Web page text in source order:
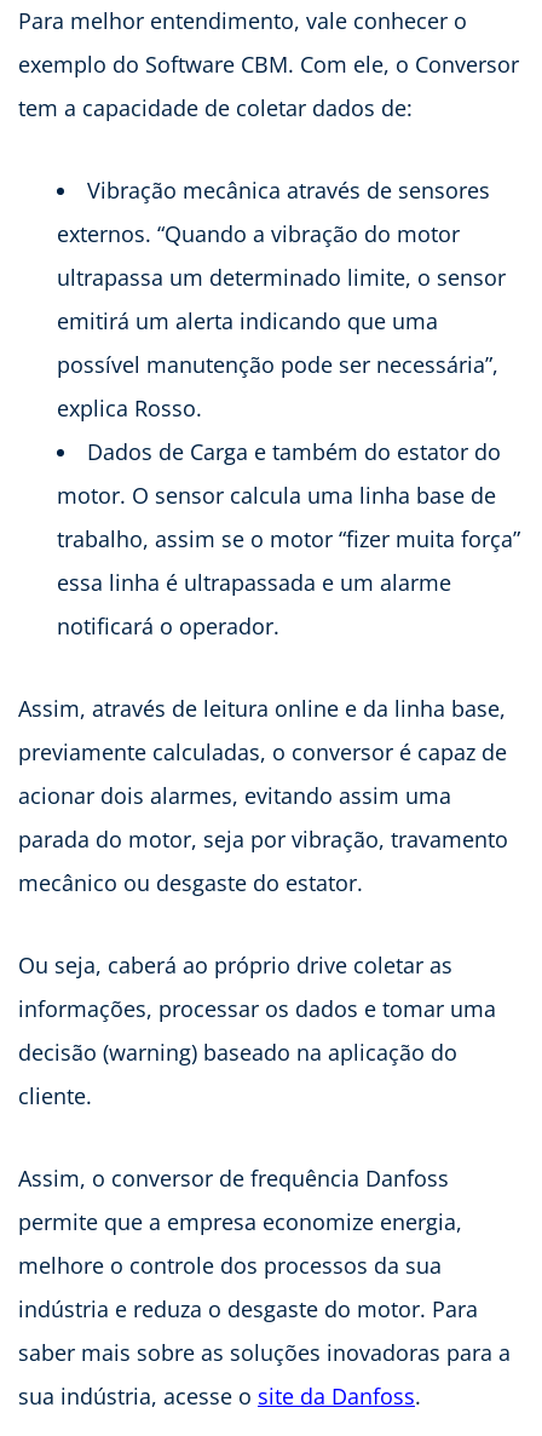
Para melhor entendimento, vale conhecer o
exemplo do Software CBM. Com ele, o Conversor
tem a capacidade de coletar dados de:
Vibração mecânica através de sensores
externos. “Quando a vibração do motor
ultrapassa um determinado limite, o sensor
emitirá um alerta indicando que uma
possível manutenção pode ser necessária”,
explica Rosso.
Dados de Carga e também do estator do
motor. O sensor calcula uma linha base de
trabalho, assim se o motor “fizer muita força”
essa linha é ultrapassada e um alarme
notificará o operador.
Assim, através de leitura online e da linha base,
previamente calculadas, o conversor é capaz de
acionar dois alarmes, evitando assim uma
parada do motor, seja por vibração, travamento
mecânico ou desgaste do estator.
Ou seja, caberá ao próprio drive coletar as
informações, processar os dados e tomar uma
decisão (warning) baseado na aplicação do
cliente.
Assim, o conversor de frequência Danfoss
permite que a empresa economize energia,
melhore o controle dos processos da sua
indústria e reduza o desgaste do motor. Para
saber mais sobre as soluções inovadoras para a
sua indústria, acesse o site da Danfoss.